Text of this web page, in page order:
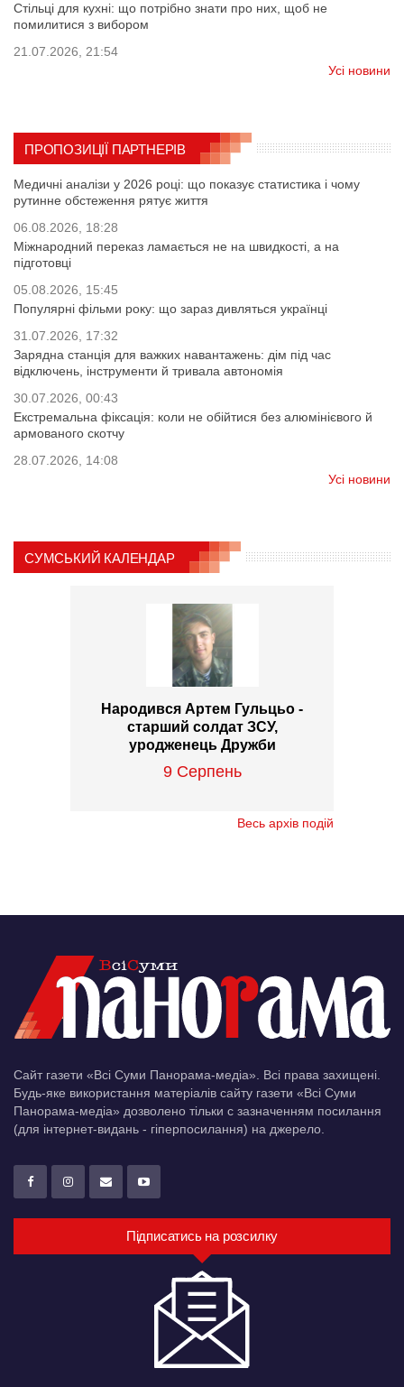
Стільці для кухні: що потрібно знати про них, щоб не
помилитися з вибором
21.07.2026, 21:54
Усі новини
ПРОПОЗИЦІЇ ПАРТНЕРІВ
Медичні аналізи у 2026 році: що показує статистика і чому
рутинне обстеження рятує життя
06.08.2026, 18:28
Міжнародний переказ ламається не на швидкості, а на
підготовці
05.08.2026, 15:45
Популярні фільми року: що зараз дивляться українці
31.07.2026, 17:32
Зарядна станція для важких навантажень: дім під час
відключень, інструменти й тривала автономія
30.07.2026, 00:43
Екстремальна фіксація: коли не обійтися без алюмінієвого й
армованого скотчу
28.07.2026, 14:08
Усі новини
СУМСЬКИЙ КАЛЕНДАР
Народився Артем Гульцьо -
старший солдат ЗСУ,
уродженець Дружби
9 Серпень
Весь архів подій
Сайт газети «Всі Суми Панорама-медіа». Всі права захищені.
Будь-яке використання матеріалів сайту газети «Всі Суми
Панорама-медіа» дозволено тільки c зазначенням посилання
(для інтернет-видань - гіперпосилання) на джерело.
Підписатись на розсилку